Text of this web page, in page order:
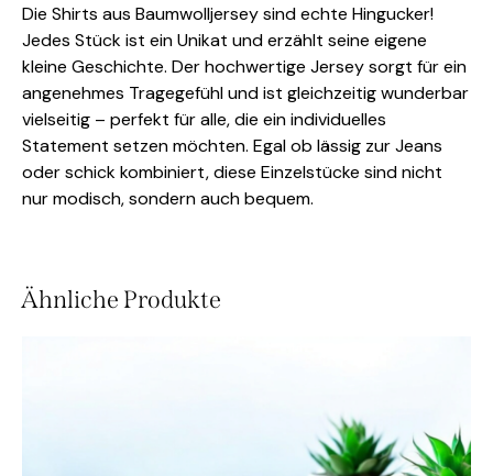
Die Shirts aus Baumwolljersey sind echte Hingucker!
Jedes Stück ist ein Unikat und erzählt seine eigene
kleine Geschichte. Der hochwertige Jersey sorgt für ein
angenehmes Tragegefühl und ist gleichzeitig wunderbar
vielseitig – perfekt für alle, die ein individuelles
Statement setzen möchten. Egal ob lässig zur Jeans
oder schick kombiniert, diese Einzelstücke sind nicht
nur modisch, sondern auch bequem.
Ähnliche Produkte